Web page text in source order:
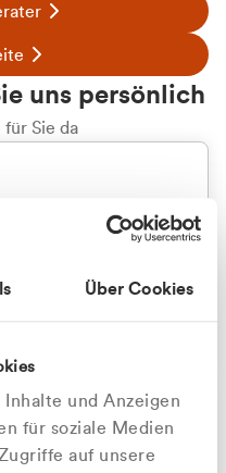
Über Cookies
und Anzeigen
für soziale Medien
auf unsere
uns persönlich
Sie da